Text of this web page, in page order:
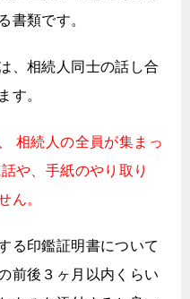
書類です。
、 相続人同士の話し合
す。
相続人の全員が集まっ
や、手紙のやり取り
ん。
る印鑑証明書について
前後３ヶ月以内くらい